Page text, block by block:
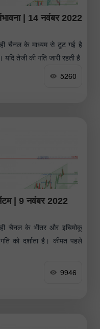
| 14 नवंबर 2022
चैनल के माध्यम से टूट गई है
तेजी की गति जारी रहती है
5260
| 9 नवंबर 2022
चैनल के भीतर और इचिमोकू
को दर्शाता है। कीमत पहले
9946